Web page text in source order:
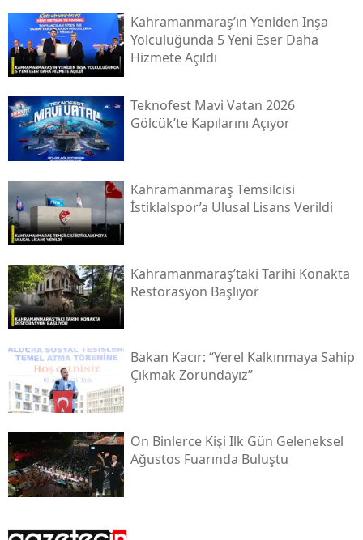
Kahramanmaraş’ın Yeniden Inşa
Yolculuğunda 5 Yeni Eser Daha
Hizmete Açıldı
Teknofest Mavi Vatan 2026
Gölcük’te Kapılarını Açıyor
Kahramanmaraş Temsilcisi
İstiklalspor’a Ulusal Lisans Verildi
Kahramanmaraş’taki Tarihi Konakta
Restorasyon Başlıyor
Bakan Kacır: “yerel Kalkınmaya Sahip
Çıkmak Zorundayız”
On Binlerce Kişi Ilk Gün Geleneksel
Ağustos Fuarında Buluştu